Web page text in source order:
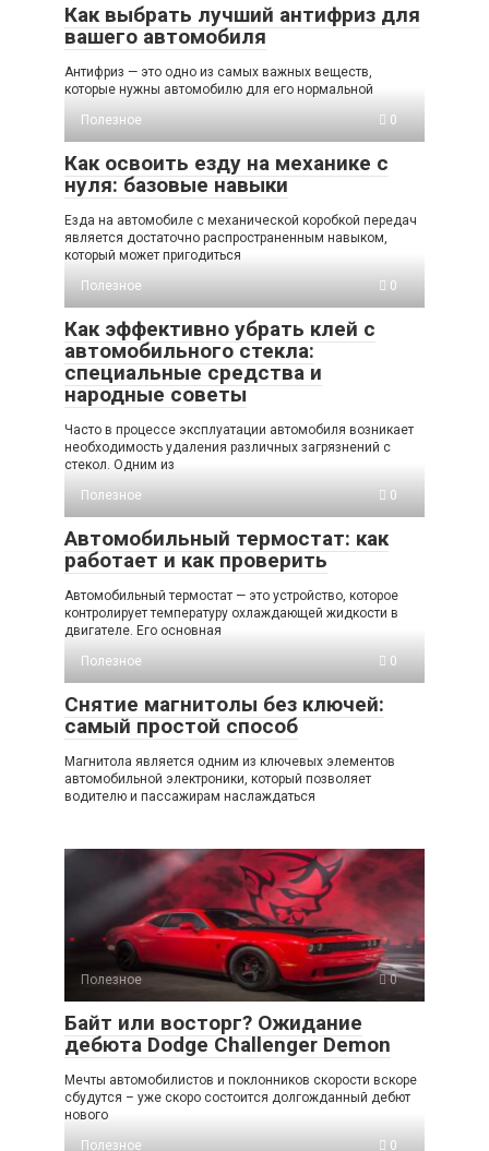
Как выбрать лучший антифриз для
вашего автомобиля
Антифриз — это одно из самых важных веществ,
которые нужны автомобилю для его нормальной
Полезное
0
Как освоить езду на механике с
нуля: базовые навыки
Езда на автомобиле с механической коробкой передач
является достаточно распространенным навыком,
который может пригодиться
Полезное
0
Как эффективно убрать клей с
автомобильного стекла:
специальные средства и
народные советы
Часто в процессе эксплуатации автомобиля возникает
необходимость удаления различных загрязнений с
стекол. Одним из
Полезное
0
Автомобильный термостат: как
работает и как проверить
Автомобильный термостат — это устройство, которое
контролирует температуру охлаждающей жидкости в
двигателе. Его основная
Полезное
0
Снятие магнитолы без ключей:
самый простой способ
Магнитола является одним из ключевых элементов
автомобильной электроники, который позволяет
водителю и пассажирам наслаждаться
Полезное 0
Байт или восторг? Ожидание
дебюта Dodge Challenger Demon
Мечты автомобилистов и поклонников скорости вскоре
сбудутся – уже скоро состоится долгожданный дебют
нового
Полезное
0